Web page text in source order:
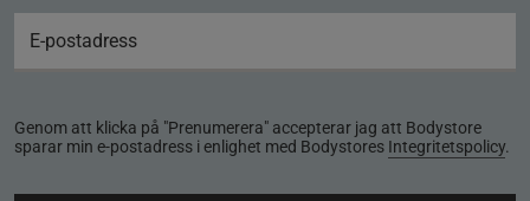
Genom att klicka på "Prenumerera" accepterar jag att Bodystore
sparar min e-postadress i enlighet med Bodystores Integritetspolicy.